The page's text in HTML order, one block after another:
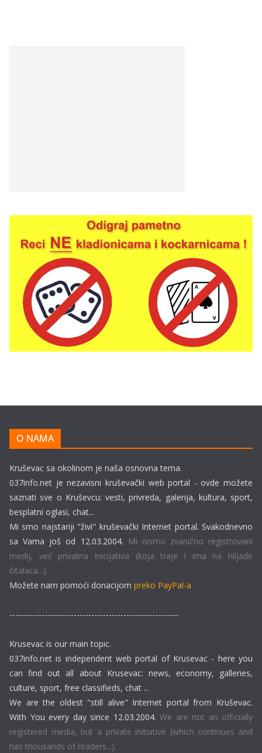
O NAMA
Kruševac sa okolinom je naša osnovna tema.
037info.net je nezavisni kruševački web portal - ovde možete
saznati sve o Kruševcu: vesti, privreda, galerija, kultura, sport,
besplatni oglasi, chat...
Mi smo najstariji "živi" kruševački Internet portal. Svakodnevno
sa Vama još od 12.03.2004. Mi nismo zvanično registrovani
medij, već privatna inicijativa (koja traje i ima na hiljade
čitalaca...).
Možete nam pomoći donacijom preko PayPal-a
----------------------------------------------------------
Krusevac is our main topic.
037info.net is independent web portal of Krusevac - here you
can find out all about Krusevac: news, economy, galleries,
culture, sport, free classifieds, chat ...
We are the oldest "still alive" Internet portal from Kruševac.
With You every day since 12.03.2004. We are not an officially
registered media, but a private initiative (which continues and
has thousands of readers...).